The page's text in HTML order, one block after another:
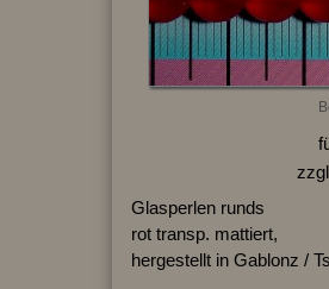
Glasperlen runds
rot transp. mattiert,
hergestellt in Gablonz /